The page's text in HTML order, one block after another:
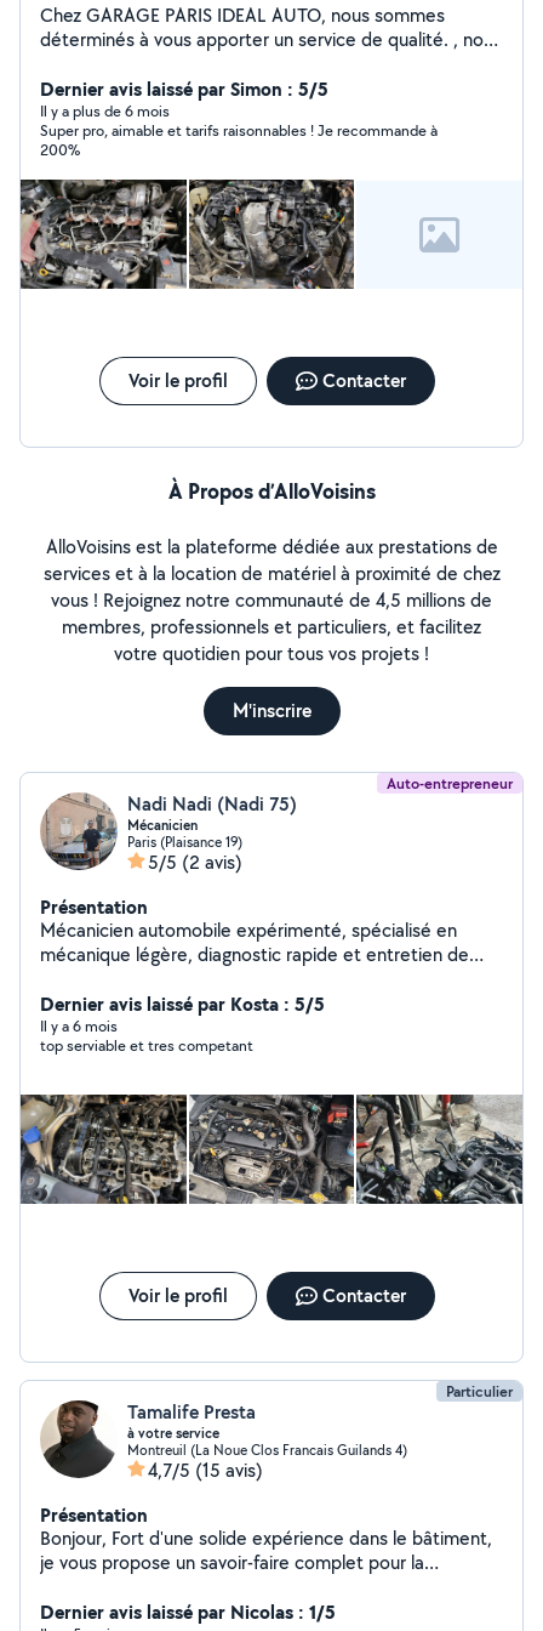
Chez GARAGE PARIS IDEAL AUTO, nous sommes
déterminés à vous apporter un service de qualité. , nous
VOLTAIRE.93100 MONTREUIL Professionnel de la
mécanique , nous disposons du savoir-faire et de
l'expertise nécessaires pour les prestations à faire sur
votre automobile. A Bientôt chez Paris ideal auto.
Dernier avis laissé par Simon : 5/5
Il y a plus de 6 mois
Super pro, aimable et tarifs raisonnables ! Je recommande à
200%
Voir le profil Contacter
À Propos d’AlloVoisins
AlloVoisins est la plateforme dédiée aux prestations de
services et à la location de matériel à proximité de chez
vous ! Rejoignez notre communauté de 4,5 millions de
membres, professionnels et particuliers, et facilitez
votre quotidien pour tous vos projets !
M'inscrire
Auto-entrepreneur
Nadi Nadi (Nadi 75)
Mécanicien
Paris (Plaisance 19)
5/5 (2 avis)
Présentation
Mécanicien automobile expérimenté, spécialisé en
mécanique légère, diagnostic rapide et entretien de
en Île-de-France, offrant un service fiable, transparent
et adapté aux besoins de chaque client. Compétences
en scooters électriques et maintenance technique.
Disponible pour rendez-vous rapides et devis clairs
Dernier avis laissé par Kosta : 5/5
Il y a 6 mois
top serviable et tres competant
Voir le profil Contacter
Particulier
Tamalife Presta
à votre service
Montreuil (La Noue Clos Francais Guilands 4)
4,7/5 (15 avis)
Présentation
Bonjour, Fort d'une solide expérience dans le bâtiment,
je vous propose un savoir-faire complet pour la
"tous corps d'état" me permet de prendre en charge
Dernier avis laissé par Nicolas : 1/5